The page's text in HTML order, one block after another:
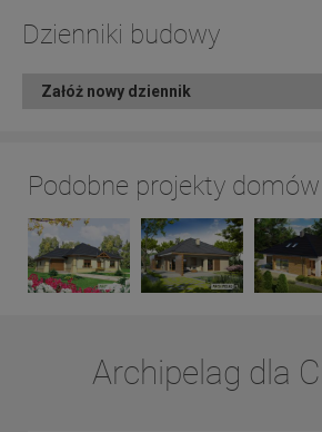
Dzienniki budowy
Załóż nowy dziennik
Podobne projekty domów
Archipelag dla